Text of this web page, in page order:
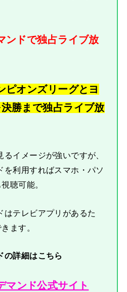
ンドで独占ライブ放
ピオンズリーグとヨ
勝まで独占ライブ放
イメージが強いですが、
を利用すればスマホ・パソ
聴可能。
はテレビアプリがあるた
ます。
の詳細はこちら
マンド公式サイト